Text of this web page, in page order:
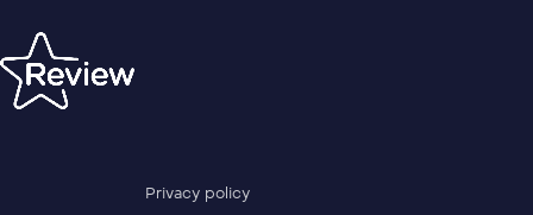
Privacy policy